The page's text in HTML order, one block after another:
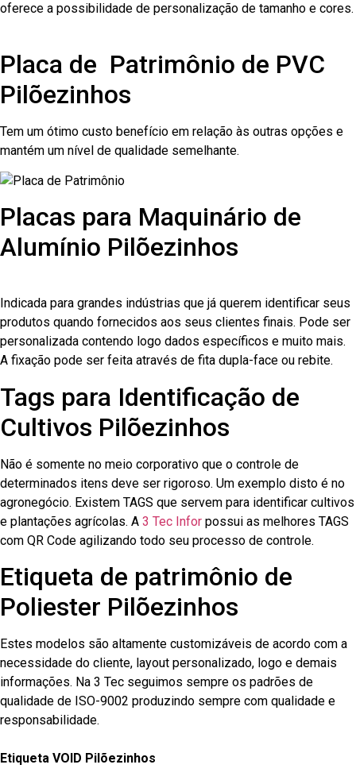
oferece a possibilidade de personalização de tamanho e cores.
Placa de Patrimônio de PVC
Pilõezinhos
Tem um ótimo custo benefício em relação às outras opções e
mantém um nível de qualidade semelhante.
Placas para Maquinário de
Alumínio Pilõezinhos
Indicada para grandes indústrias que já querem identificar seus
produtos quando fornecidos aos seus clientes finais. Pode ser
personalizada contendo logo dados específicos e muito mais.
A fixação pode ser feita através de fita dupla-face ou rebite.
Tags para Identificação de
Cultivos Pilõezinhos
Não é somente no meio corporativo que o controle de
determinados itens deve ser rigoroso. Um exemplo disto é no
agronegócio. Existem TAGS que servem para identificar cultivos
e plantações agrícolas. A 3 Tec Infor possui as melhores TAGS
com QR Code agilizando todo seu processo de controle.
Etiqueta de patrimônio de
Poliester Pilõezinhos
Estes modelos são altamente customizáveis de acordo com a
necessidade do cliente, layout personalizado, logo e demais
informações. Na 3 Tec seguimos sempre os padrões de
qualidade de ISO-9002 produzindo sempre com qualidade e
responsabilidade.
Etiqueta VOID Pilõezinhos